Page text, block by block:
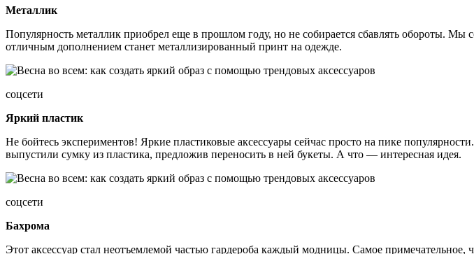
Металлик
Популярность металлик приобрел еще в прошлом году, но не собирается сбавлять обороты.
отличным дополнением станет металлизированный принт на одежде.
соцсети
Яркий пластик
Не бойтесь экспериментов! Яркие пластиковые аксессуары сейчас просто на пике
выпустили сумку из пластика, предложив переносить в ней букеты. А что — интересная идея.
соцсети
Бахрома
Этот аксессуар стал неотъемлемой частью гардероба каждый модницы. Самое